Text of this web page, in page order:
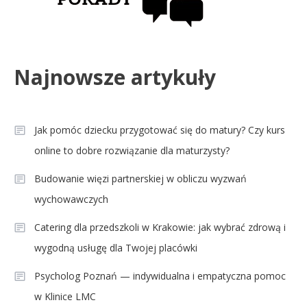
Najnowsze artykuły
Jak pomóc dziecku przygotować się do matury? Czy kurs
online to dobre rozwiązanie dla maturzysty?
Budowanie więzi partnerskiej w obliczu wyzwań
wychowawczych
Catering dla przedszkoli w Krakowie: jak wybrać zdrową i
wygodną usługę dla Twojej placówki
Psycholog Poznań — indywidualna i empatyczna pomoc
w Klinice LMC